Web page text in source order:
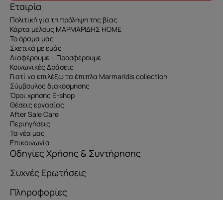
Εταιρία
Πολιτική για τη πρόληψη της βίας
Κάρτα μέλους ΜΑΡΜΑΡΙΔΗΣ HOME
Το όραμα μας
Σχετικά με εμάς
Διαφέρουμε – Προσφέρουμε
Κοινωνικές Δράσεις
Γιατί να επιλέξω τα έπιπλα Marmaridis collection
Σύμβουλος διακόσμησης
Όροι χρήσης E-shop
Θέσεις εργασίας
After Sale Care
Περιηγήσεις
Τα νέα μας
Επικοινωνία
Οδηγίες Χρήσης & Συντήρησης
Συχνές Ερωτήσεις
Πληροφορίες